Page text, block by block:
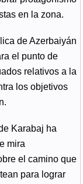
en la zona.
de Azerbaiyán
el punto de
relativos a la
los objetivos
Karabaj ha
mira
el camino que
para lograr